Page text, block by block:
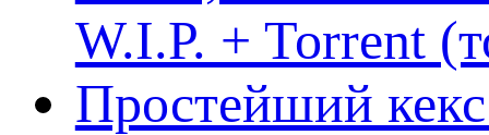
W.I.P. + Torrent
Простейший кекс